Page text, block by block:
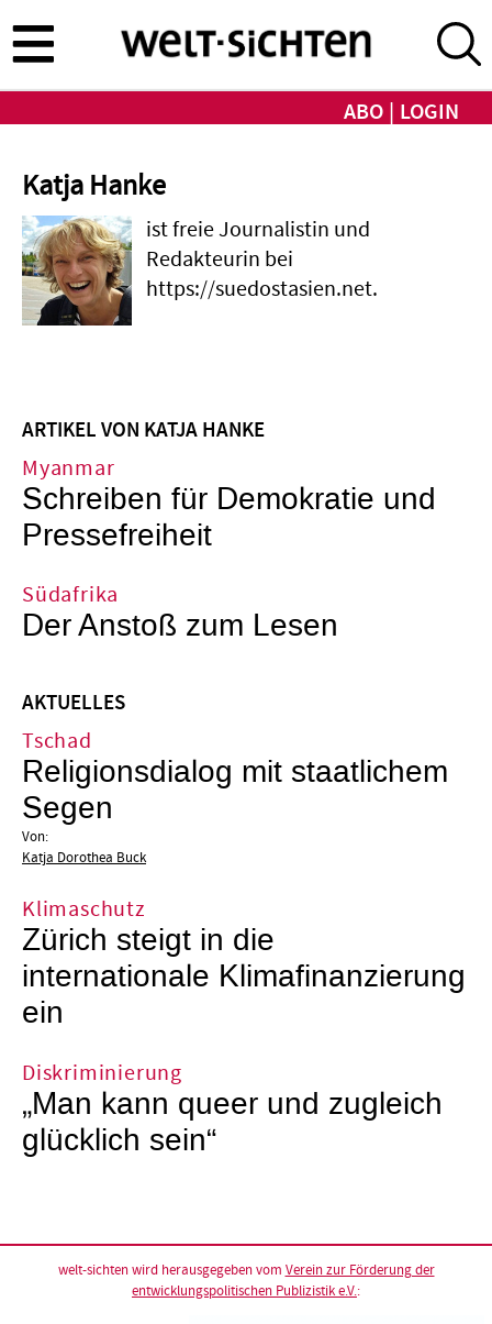
zum
Inhalt
ABO LOGIN
Katja Hanke
ist freie Journalistin und
Redakteurin bei
https://suedostasien.net.
ARTIKEL VON KATJA HANKE
Myanmar
Schreiben für Demokratie und
Pressefreiheit
Südafrika
Der Anstoß zum Lesen
AKTUELLES
Tschad
Religionsdialog mit staatlichem
Segen
Von:
Katja Dorothea Buck
Klimaschutz
Zürich steigt in die
internationale Klimafinanzierung
ein
Diskriminierung
„Man kann queer und zugleich
glücklich sein“
welt-sichten wird herausgegeben vom Verein zur Förderung der
entwicklungspolitischen Publizistik e.V.: